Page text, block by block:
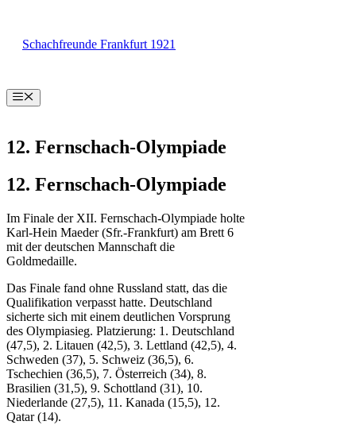
springen
Schachfreunde Frankfurt 1921
Menü
12. Fernschach-Olympiade
12. Fernschach-Olympiade
Im Finale der XII. Fernschach-Olympiade holte
Karl-Hein Maeder (Sfr.-Frankfurt) am Brett 6
mit der deutschen Mannschaft die
Goldmedaille.
Das Finale fand ohne Russland statt, das die
Qualifikation verpasst hatte. Deutschland
sicherte sich mit einem deutlichen Vorsprung
des Olympiasieg. Platzierung: 1. Deutschland
(47,5), 2. Litauen (42,5), 3. Lettland (42,5), 4.
Schweden (37), 5. Schweiz (36,5), 6.
Tschechien (36,5), 7. Österreich (34), 8.
Brasilien (31,5), 9. Schottland (31), 10.
Niederlande (27,5), 11. Kanada (15,5), 12.
Qatar (14).